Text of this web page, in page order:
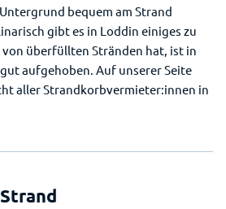
bequem am Strand
gibt es in Loddin einiges zu
überfüllten Stränden hat, ist in
aufgehoben. Auf unserer Seite
aller Strandkorbvermieter:innen in